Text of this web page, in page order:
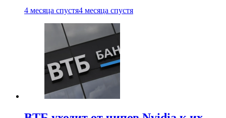
4 месяца спустя4 месяца спустя